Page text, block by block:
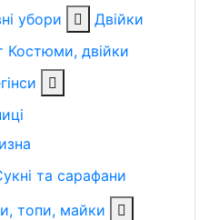
убори
Двійки
Костюми, двійки
та сарафани
топи, майки